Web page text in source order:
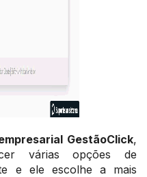
GestãoClick,
várias opções de
e ele escolhe a mais